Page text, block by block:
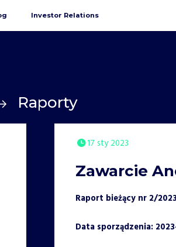
Investor Relations
Raporty
17 sty 2023
Zawarcie
Raport bieżący nr 2/
Data sporządzenia: